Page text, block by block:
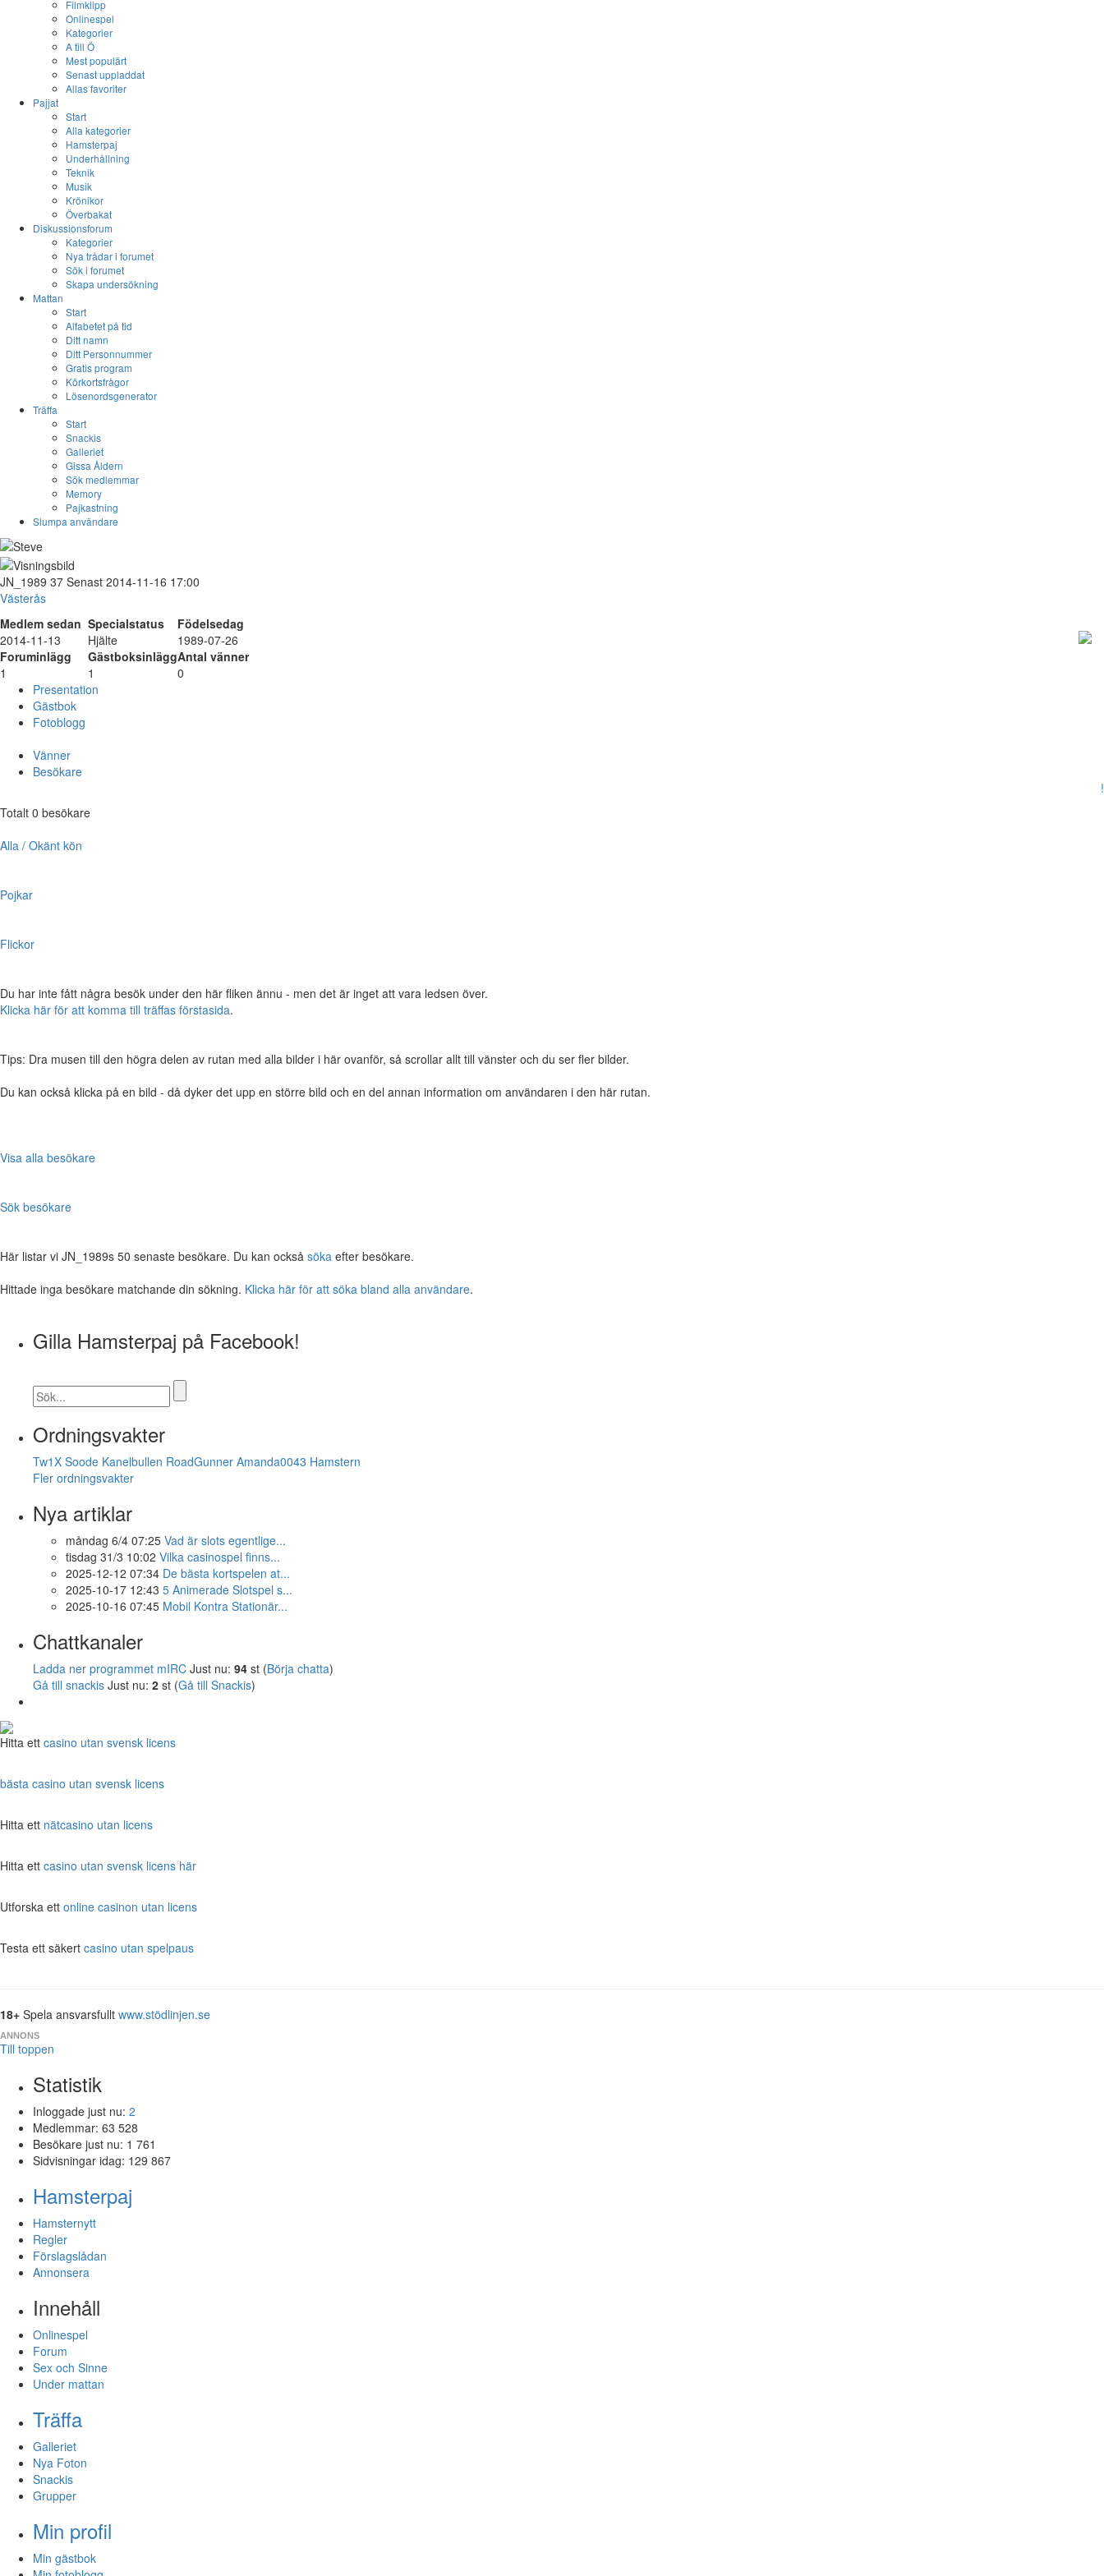
Filmklipp
Onlinespel
Kategorier
A till Ö
Mest populärt
Senast uppladdat
Allas favoriter
Pajjat
Start
Alla kategorier
Hamsterpaj
Underhållning
Teknik
Musik
Krönikor
Överbakat
Diskussionsforum
Kategorier
Nya trådar i forumet
Sök i forumet
Skapa undersökning
Mattan
Start
Alfabetet på tid
Ditt namn
Ditt Personnummer
Gratis program
Körkortsfrågor
Lösenordsgenerator
Träffa
Start
Snackis
Galleriet
Gissa Åldern
Sök medlemmar
Memory
Pajkastning
Slumpa användare
JN_1989 37 Senast 2014-11-16 17:00
Västerås
Medlem sedan Specialstatus
Födelsedag
2014-11-13
Hjälte
1989-07-26
Foruminlägg
GästboksinläggAntal vänner
1
1
0
Presentation
Gästbok
Fotoblogg
Vänner
Besökare
!
Totalt 0 besökare
Alla / Okänt kön
Pojkar
Flickor
Du har inte fått några besök under den här fliken ännu - men det är inget att vara ledsen över.
Klicka här för att komma till träffas förstasida.
Tips: Dra musen till den högra delen av rutan med alla bilder i här ovanför, så scrollar allt till vänster och du ser fler bilder.
Du kan också klicka på en bild - då dyker det upp en större bild och en del annan information om användaren i den här rutan.
Visa alla besökare
Sök besökare
Här listar vi JN_1989s 50 senaste besökare. Du kan också söka efter besökare.
Hittade inga besökare matchande din sökning. Klicka här för att söka bland alla användare.
Gilla Hamsterpaj på Facebook!
Ordningsvakter
Tw1X Soode Kanelbullen RoadGunner Amanda0043 Hamstern
Fler ordningsvakter
Nya artiklar
måndag 6/4 07:25 Vad är slots egentlige...
tisdag 31/3 10:02 Vilka casinospel finns...
2025-12-12 07:34 De bästa kortspelen at...
2025-10-17 12:43 5 Animerade Slotspel s...
2025-10-16 07:45 Mobil Kontra Stationär...
Chattkanaler
Ladda ner programmet mIRC Just nu: 94 st (Börja chatta)
Gå till snackis Just nu: 2 st (Gå till Snackis)
Hitta ett casino utan svensk licens
bästa casino utan svensk licens
Hitta ett nätcasino utan licens
Hitta ett casino utan svensk licens här
Utforska ett online casinon utan licens
Testa ett säkert casino utan spelpaus
18+ Spela ansvarsfullt www.stödlinjen.se
ANNONS
Till toppen
Statistik
Inloggade just nu: 2
Medlemmar: 63 528
Besökare just nu: 1 761
Sidvisningar idag: 129 867
Hamsterpaj
Hamsternytt
Regler
Förslagslådan
Annonsera
Innehåll
Onlinespel
Forum
Sex och Sinne
Under mattan
Träffa
Galleriet
Nya Foton
Snackis
Grupper
Min profil
Min gästbok